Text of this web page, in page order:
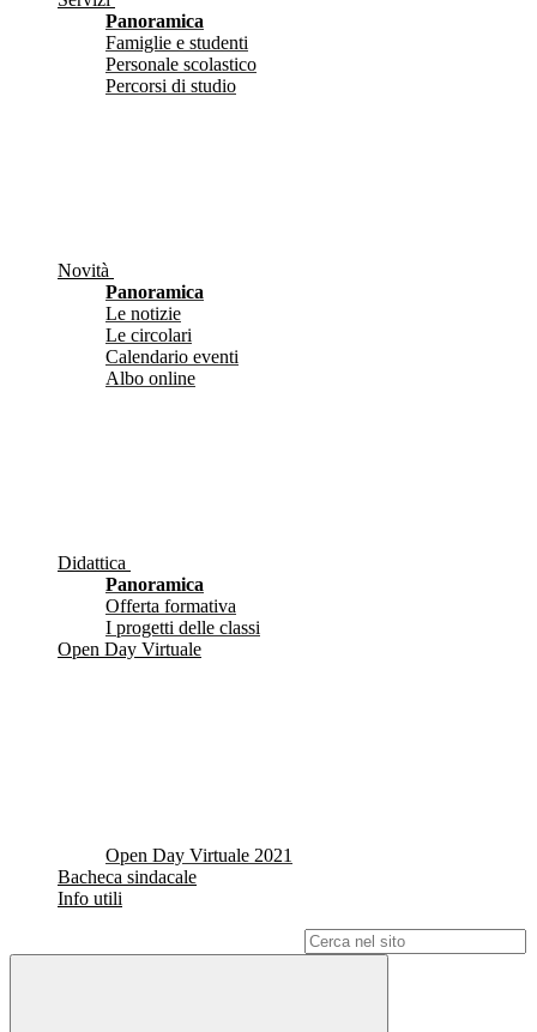
Panoramica
Famiglie e studenti
Personale scolastico
Percorsi di studio
Novità
Panoramica
Le notizie
Le circolari
Calendario eventi
Albo online
Didattica
Panoramica
Offerta formativa
I progetti delle classi
Open Day Virtuale
Open Day Virtuale 2021
Bacheca sindacale
Info utili